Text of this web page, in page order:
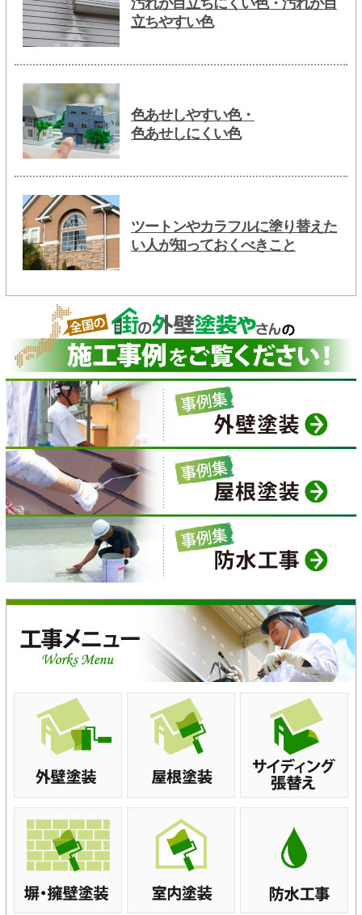
汚れが目立ちにくい色・汚れが目
立ちやすい色
色あせしやすい色・
色あせしにくい色
ツートンやカラフルに塗り替えた
い人が知っておくべきこと